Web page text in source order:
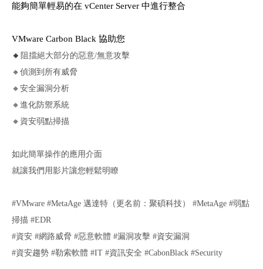
能夠簡單輕易的在 vCenter Server 中進行整合
VMware Carbon Black 協助您
🔸 阻擋絕大部分的惡意/無意攻擊
🔸偵測到所有威脅
🔸安全漏洞分析
🔸進化防禦系統
🔸資安弱點掃描
如此簡單操作的應用介面
就讓我們用影片讓您輕鬆明瞭
#VMware #MetaAge 邁達特（更名前：聚碩科技） #MetaAge #弱點
掃描 #EDR
#資安 #網路威脅 #惡意軟體 #漏洞攻擊 #資安漏洞
#資安趨勢 #勒索軟體 #IT #資訊安全 #CabonBlack #Security